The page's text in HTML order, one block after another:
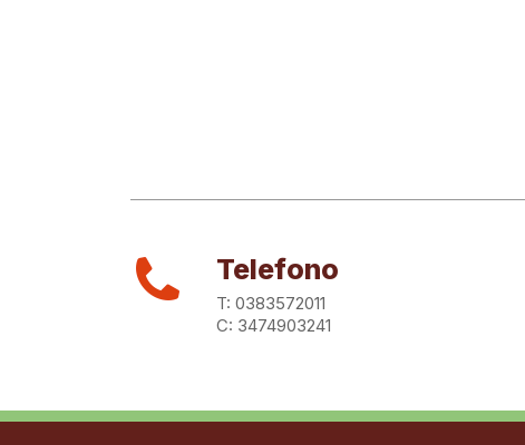
Telefono
T: 0383572011
C: 3474903241